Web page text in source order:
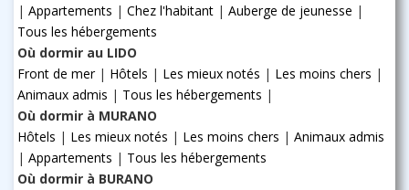
| Appartements | Chez l'habitant | Auberge de jeunesse |
Tous les hébergements
Où dormir au LIDO
Front de mer| Hôtels | Les mieux notés | Les moins chers |
Animaux admis | Tous les hébergements |
Où dormir à MURANO
Hôtels | Les mieux notés | Les moins chers | Animaux admis
| Appartements | Tous les hébergements
Où dormir à BURANO